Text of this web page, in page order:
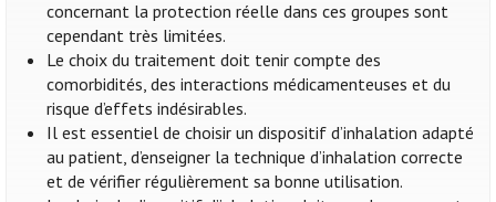
concernant la protection réelle dans ces groupes sont
cependant très limitées.
Le choix du traitement doit tenir compte des
comorbidités, des interactions médicamenteuses et du
risque d’effets indésirables.
Il est essentiel de choisir un dispositif d’inhalation adapté
au patient, d’enseigner la technique d’inhalation correcte
et de vérifier régulièrement sa bonne utilisation.